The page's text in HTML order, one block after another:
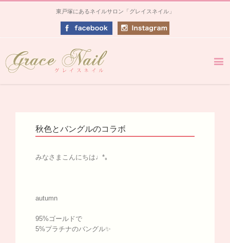
東戸塚にあるネイルサロン「グレイスネイル」
秋色とバングルのコラボ
みなさまこんにちは♩*｡
autumn
95%ゴールドで
5%プラチナのバングル✨